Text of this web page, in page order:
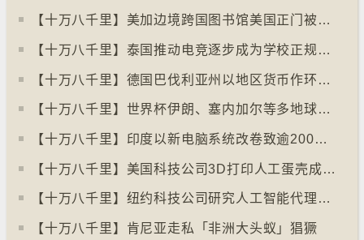
【十万八千里】美加边境跨国图书馆美国正门被禁另开「加拿大」门
【十万八千里】泰国推动电竞逐步成为学校正规课程
【十万八千里】德国巴伐利亚州以地区货币作环保金融工具
【十万八千里】世界杯伊朗、塞内加尔等多地球迷入境美国极有可能被拒绝入境
【十万八千里】印度以新电脑系统改卷致逾200万考生成绩或有出错
【十万八千里】美国科技公司3D打印人工蛋壳成功孵化小鸡
【十万八千里】纽约科技公司研究人工智能代理失控情况
【十万八千里】肯尼亚走私「非洲大头蚁」猖獗